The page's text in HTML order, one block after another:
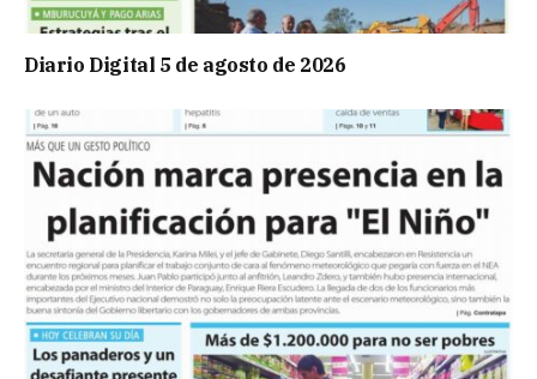
Diario Digital 5 de agosto de 2026